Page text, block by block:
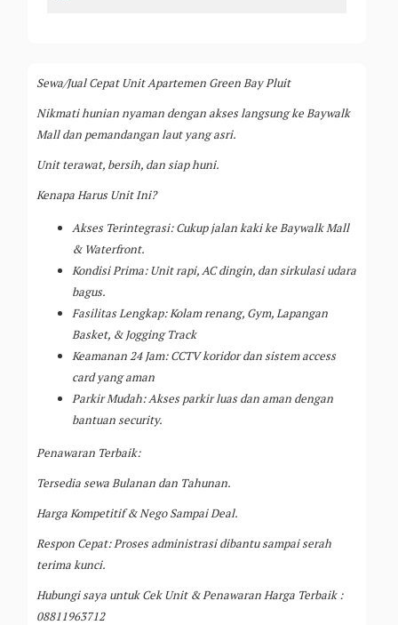
Sewa/Jual Cepat Unit Apartemen Green Bay Pluit
Nikmati hunian nyaman dengan akses langsung ke Baywalk
Mall dan pemandangan laut yang asri.
Unit terawat, bersih, dan siap huni.
Kenapa Harus Unit Ini?
Akses Terintegrasi: Cukup jalan kaki ke Baywalk Mall
& Waterfront.
Kondisi Prima: Unit rapi, AC dingin, dan sirkulasi udara
bagus.
Fasilitas Lengkap: Kolam renang, Gym, Lapangan
Basket, & Jogging Track
Keamanan 24 Jam: CCTV koridor dan sistem access
card yang aman
Parkir Mudah: Akses parkir luas dan aman dengan
bantuan security.
Penawaran Terbaik:
Tersedia sewa Bulanan dan Tahunan.
Harga Kompetitif & Nego Sampai Deal.
Respon Cepat: Proses administrasi dibantu sampai serah
terima kunci.
Hubungi saya untuk Cek Unit & Penawaran Harga Terbaik :
08811963712